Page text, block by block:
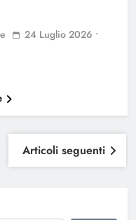
24 Luglio 2026 •
Articoli seguenti